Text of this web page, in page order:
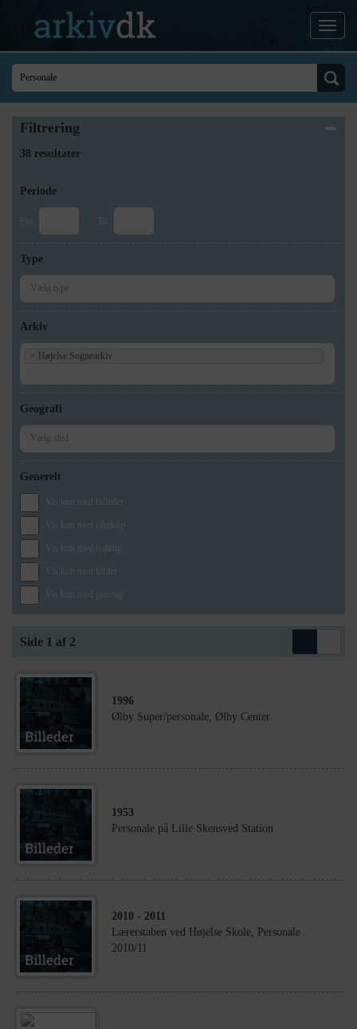
Filtrering
38 resultater
Periode
Fra Til
Type
Arkiv
× Højelse Sognearkiv
Geografi
Generelt
Vis kun med billeder
Vis kun med filmklip
Vis kun med lydklip
Vis kun med kilder
Vis kun med geo-tag
Side 1 af 2
1996
Ølby Super/personale, Ølby Center
1953
Personale på Lille Skensved Station
2010 - 2011
Lærerstaben ved Højelse Skole, Personale
2010/11